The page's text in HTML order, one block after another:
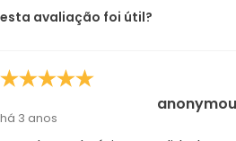
esta avaliação foi útil?
há 3 anos